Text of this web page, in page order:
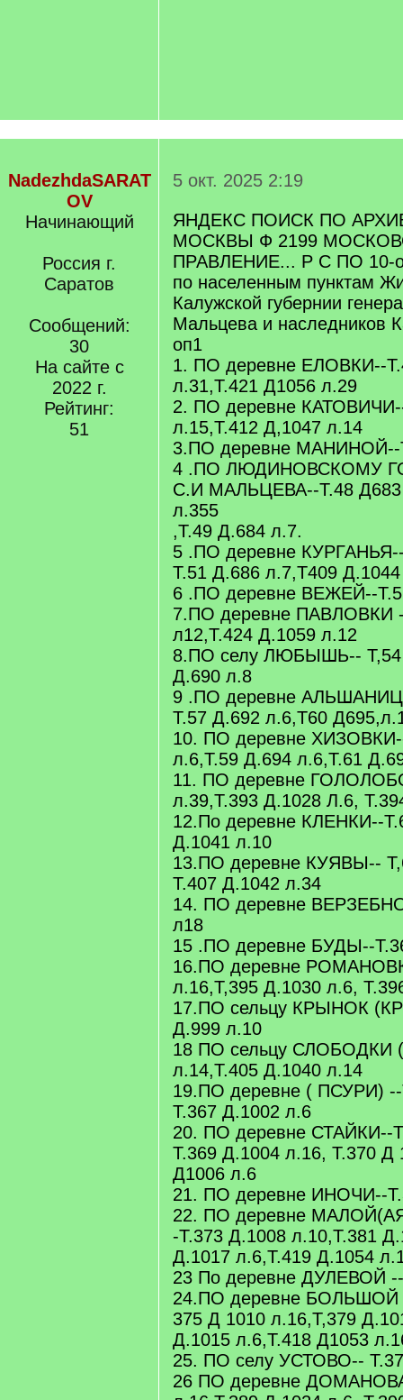
NadezhdaSARAT
OV
Начинающий
Россия г.
Саратов
Сообщений:
30
На сайте с
2022 г.
Рейтинг:
51
5 окт. 2025 2:19
ЯНДЕКС ПОИСК ПО
МОСКВЫ Ф 2199
ПРАВЛЕНИЕ... Р С ПО 10-
по населенным пунктам
Калужской губернии
Мальцева и наследников
оп1
1. ПО деревне ЕЛОВКИ--
л.31,Т.421 Д1056 л.29
2. ПО деревне
л.15,Т.412 Д,1047 л.14
3.ПО деревне МАНИНОЙ--
4 .ПО ЛЮДИНОВСКОМУ
С.И МАЛЬЦЕВА--Т.48 Д683
л.355
,Т.49 Д.684 л.7.
5 .ПО деревне
Т.51 Д.686 л.7,Т409
6 .ПО деревне ВЕЖЕЙ--
7.ПО деревне ПАВЛОВКИ
л12,Т.424 Д.1059 л.12
8.ПО селу ЛЮБЫШЬ-- Т,54
Д.690 л.8
9 .ПО деревне
Т.57 Д.692 л.6,Т60
10. ПО деревне
л.6,Т.59 Д.694 л.6,Т.61
11. ПО деревне
л.39,Т.393 Д.1028 Л.6,
12.По деревне КЛЕНКИ--
Д.1041 л.10
13.ПО деревне КУЯВЫ--
Т.407 Д.1042 л.34
14. ПО деревне
л18
15 .ПО деревне БУДЫ--
16.ПО деревне
л.16,Т,395 Д.1030 л.6,
17.ПО сельцу КРЫНОК
Д.999 л.10
18 ПО сельцу СЛОБОДКИ
л.14,Т.405 Д.1040 л.14
19.ПО деревне ( ПСУРИ)
Т.367 Д.1002 л.6
20. ПО деревне СТАЙКИ--
Т.369 Д.1004 л.16, Т.370 Д
Д1006 л.6
21. ПО деревне ИНОЧИ--
22. ПО деревне
-Т.373 Д.1008 л.10,Т.381
Д.1017 л.6,Т.419 Д.1054
23 По деревне ДУЛЕВОЙ
24.ПО деревне
375 Д 1010 л.16,Т,379
Д.1015 л.6,Т.418 Д1053
25. ПО селу УСТОВО--
26 ПО деревне